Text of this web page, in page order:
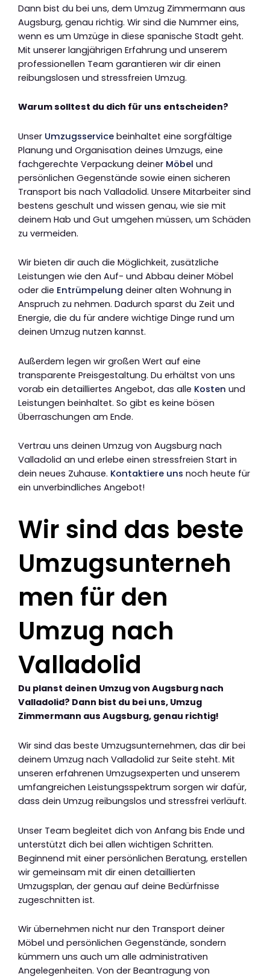
Dann bist du bei uns, dem Umzug Zimmermann aus
Augsburg, genau richtig. Wir sind die Nummer eins,
wenn es um Umzüge in diese spanische Stadt geht.
Mit unserer langjährigen Erfahrung und unserem
professionellen Team garantieren wir dir einen
reibungslosen und stressfreien Umzug.
Warum solltest du dich für uns entscheiden?
Unser Umzugsservice beinhaltet eine sorgfältige
Planung und Organisation deines Umzugs, eine
fachgerechte Verpackung deiner Möbel und
persönlichen Gegenstände sowie einen sicheren
Transport bis nach Valladolid. Unsere Mitarbeiter sind
bestens geschult und wissen genau, wie sie mit
deinem Hab und Gut umgehen müssen, um Schäden
zu vermeiden.
Wir bieten dir auch die Möglichkeit, zusätzliche
Leistungen wie den Auf- und Abbau deiner Möbel
oder die Entrümpelung deiner alten Wohnung in
Anspruch zu nehmen. Dadurch sparst du Zeit und
Energie, die du für andere wichtige Dinge rund um
deinen Umzug nutzen kannst.
Außerdem legen wir großen Wert auf eine
transparente Preisgestaltung. Du erhältst von uns
vorab ein detailliertes Angebot, das alle Kosten und
Leistungen beinhaltet. So gibt es keine bösen
Überraschungen am Ende.
Vertrau uns deinen Umzug von Augsburg nach
Valladolid an und erlebe einen stressfreien Start in
dein neues Zuhause. Kontaktiere uns noch heute für
ein unverbindliches Angebot!
Wir sind das beste
Umzugsunterneh
men für den
Umzug nach
Valladolid
Du planst deinen Umzug von Augsburg nach
Valladolid? Dann bist du bei uns, Umzug
Zimmermann aus Augsburg, genau richtig!
Wir sind das beste Umzugsunternehmen, das dir bei
deinem Umzug nach Valladolid zur Seite steht. Mit
unseren erfahrenen Umzugsexperten und unserem
umfangreichen Leistungsspektrum sorgen wir dafür,
dass dein Umzug reibungslos und stressfrei verläuft.
Unser Team begleitet dich von Anfang bis Ende und
unterstützt dich bei allen wichtigen Schritten.
Beginnend mit einer persönlichen Beratung, erstellen
wir gemeinsam mit dir einen detaillierten
Umzugsplan, der genau auf deine Bedürfnisse
zugeschnitten ist.
Wir übernehmen nicht nur den Transport deiner
Möbel und persönlichen Gegenstände, sondern
kümmern uns auch um alle administrativen
Angelegenheiten. Von der Beantragung von